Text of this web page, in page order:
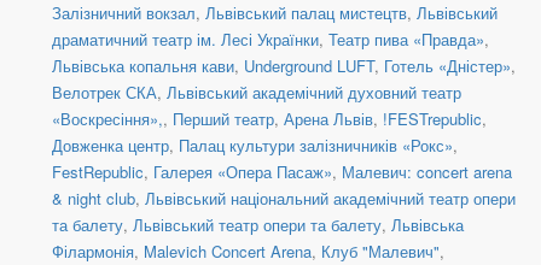
Залізничний вокзал, Львівський палац мистецтв, Львівський
драматичний театр ім. Лесі Українки, Театр пива «Правда»,
Львівська копальня кави, Underground LUFT, Готель «Дністер»,
Велотрек СКА, Львівський академічний духовний театр
«Воскресіння»,, Перший театр, Арена Львів, !FESTrepublic,
Довженка центр, Палац культури залізничників «Рокс»,
FestRepublic, Галерея «Опера Пасаж», Малевич: concert arena
& night club, Львівський національний академічний театр опери
та балету, Львівський театр опери та балету, Львівська
Філармонія, Malevich Concert Arena, Клуб "Малевич",